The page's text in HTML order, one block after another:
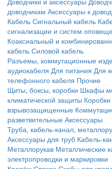
доводчикам Аксессуары к
Кабель Сигнальный кабель
сигнализации и систем
Коаксиальный и
кабель Силовой кабель
Разъемы, коммутационные
аудиокабеля Для питания Для
телефонного кабеля Прочие
Щиты, боксы, коробки Шкафы
климатической защиты
взрывозащищенные
разветвительные Аксессуары
Труба, кабель-канал,
Аксессуары для труб Кабель-
Металлорукав Металлические
электропроводки и маркировки